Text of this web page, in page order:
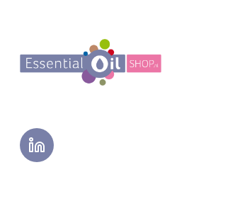
linkedin